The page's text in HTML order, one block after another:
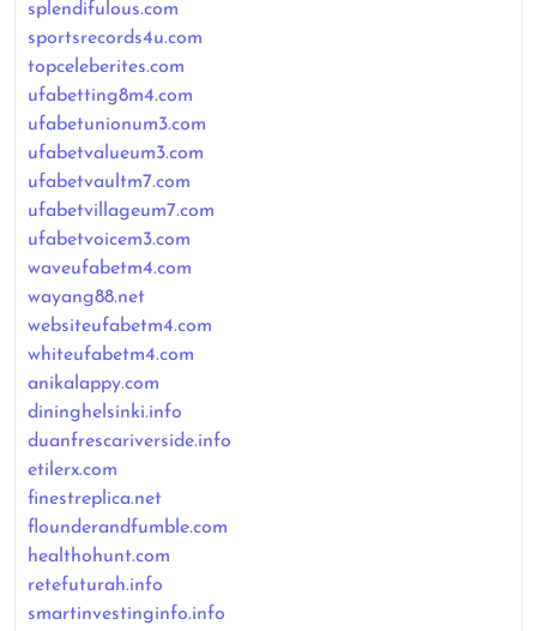
splendifulous.com
sportsrecords4u.com
topceleberites.com
ufabetting8m4.com
ufabetunionum3.com
ufabetvalueum3.com
ufabetvaultm7.com
ufabetvillageum7.com
ufabetvoicem3.com
waveufabetm4.com
wayang88.net
websiteufabetm4.com
whiteufabetm4.com
anikalappy.com
dininghelsinki.info
duanfrescariverside.info
etilerx.com
finestreplica.net
flounderandfumble.com
healthohunt.com
retefuturah.info
smartinvestinginfo.info